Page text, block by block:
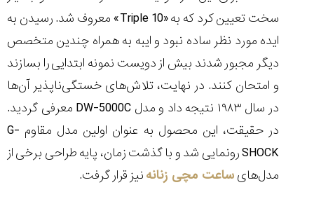
سخت تعیین کرد که به «Triple 10» معروف شد. رسیدن به
ایده مورد نظر ساده نبود و ایبه به همراه چندین متخصص
دیگر مجبور شدند بیش از دویست نمونه ابتدایی را بسازند
و امتحان کنند. در نهایت، تلاش‌های خستگی‌ناپذیر آن‌ها
در سال ۱۹۸۳ نتیجه داد و مدل DW-5000C معرفی گردید.
در حقیقت، این محصول به ‌عنوان اولین مدل مقاوم G-
SHOCK رونمایی شد و با گذشت زمان، پایه طراحی برخی از
مدل‌هایساعت مچی زنانهنیز قرار گرفت.